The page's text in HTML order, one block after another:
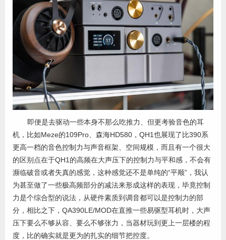
即便是去驱动一些本身不那么吃推力、但更考验音色的耳
机，比如Meze的109Pro、森海HD580，QH1也展现了比390系
更高一档的音色控制力与声音框架、空间规模，而且有一个很大
的区别点在于QH1的高频在大声压下的控制力与平和感，不会有
濒临破音或者失真的感觉，这种感觉还不是单纯的“平顺”，我认
为甚至做了一些极高频部分的减法来形成这样的表现，毕竟控制
力是个综合型的说法，从硬件素质到调音都可以是控制力的部
分，相比之下，QA390LE/MOD在直推一些易驱型耳机时，大声
压下要么不够从容、要么不够张力，当器材玩到更上一层楼的程
度，比的确实就是更为的扎实的细节把控度。